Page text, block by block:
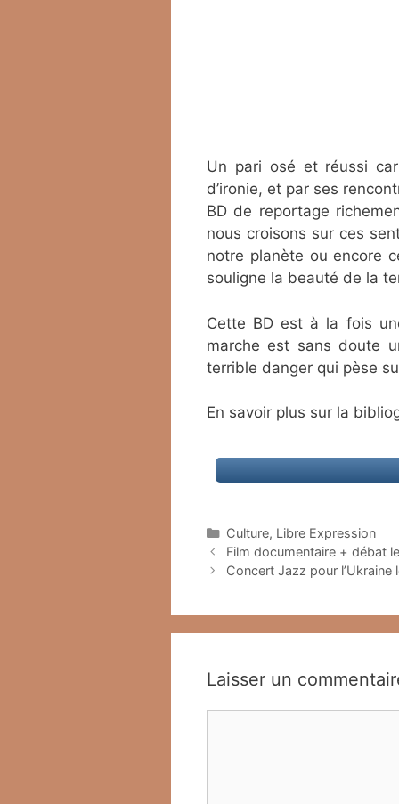
Un pari osé et réussi
d’ironie, et par ses
BD de reportage
nous croisons sur ces
notre planète ou encore
souligne la beauté de la
Cette BD est à la fois
marche est sans doute
terrible danger qui pèse
En savoir plus sur la
Catégories
Culture, Libre Expression
Film documentaire + débat
Concert Jazz pour l’Ukraine
Laisser un